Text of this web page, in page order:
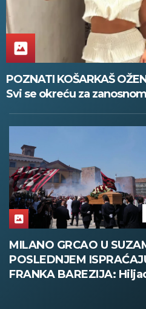
POZNATI KOŠARKAŠ
Svi se okreću za
MILANO GRCAO U
POSLEDNJEM
FRANKA BAREZIJA: